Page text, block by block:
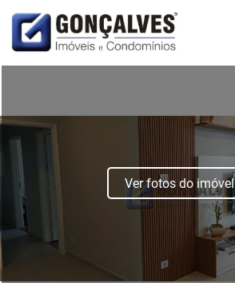
Ver fotos do imóvel